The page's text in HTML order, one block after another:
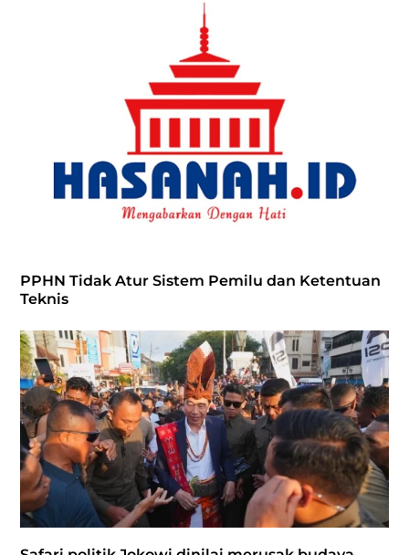
PPHN Tidak Atur Sistem Pemilu dan Ketentuan
Teknis